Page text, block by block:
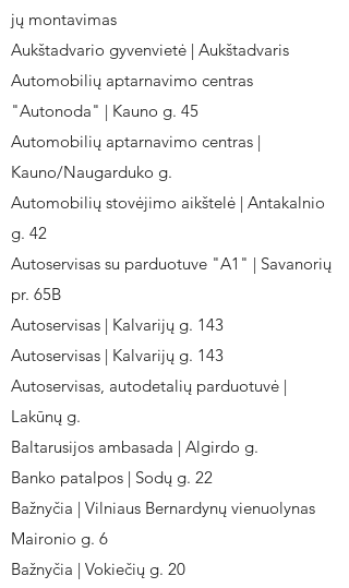
jų montavimas
Aukštadvario gyvenvietė | Aukštadvaris
Automobilių aptarnavimo centras
"Autonoda" | Kauno g. 45
Automobilių aptarnavimo centras |
Kauno/Naugarduko g.
Automobilių stovėjimo aikštelė | Antakalnio
g. 42
Autoservisas su parduotuve "A1" | Savanorių
pr. 65B
Autoservisas | Kalvarijų g. 143
Autoservisas | Kalvarijų g. 143
Autoservisas, autodetalių parduotuvė |
Lakūnų g.
Baltarusijos ambasada | Algirdo g.
Banko patalpos | Sodų g. 22
Bažnyčia | Vilniaus Bernardynų vienuolynas
Maironio g. 6
Bažnyčia | Vokiečių g. 20